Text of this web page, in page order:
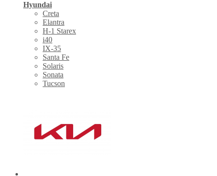
Hyundai
Creta
Elantra
H-1 Starex
i40
IX-35
Santa Fe
Solaris
Sonata
Tucson